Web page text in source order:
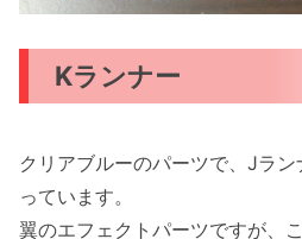
Kランナー
クリアブルーのパーツで、Jラ
っています。
翼のエフェクトパーツですが、